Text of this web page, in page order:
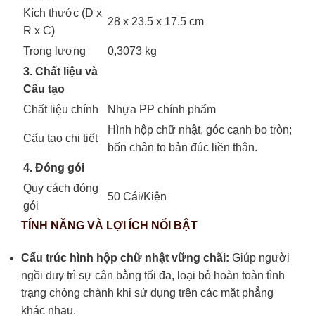
Kích thước (D x
R x C)
28 x 23.5 x 17.5 cm
Trọng lượng
0,3073 kg
3. Chất liệu và
Cấu tạo
Chất liệu chính
Nhựa PP chính phẩm
Cấu tạo chi tiết
Hình hộp chữ nhật, góc cạnh bo tròn;
bốn chân to bản đúc liền thân.
4. Đóng gói
Quy cách đóng
gói
50 Cái/Kiện
TÍNH NĂNG VÀ LỢI ÍCH NỔI BẬT
Cấu trúc hình hộp chữ nhật vững chãi: Giúp người
ngồi duy trì sự cân bằng tối đa, loại bỏ hoàn toàn tình
trạng chòng chành khi sử dụng trên các mặt phẳng
khác nhau.